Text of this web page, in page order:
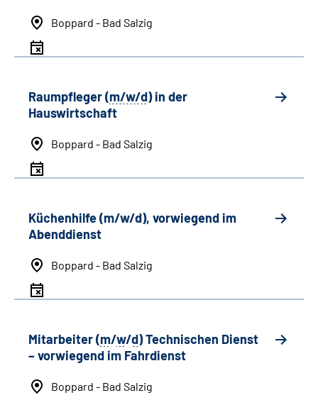
Boppard - Bad Salzig
Raumpfleger (m/w/d) in der
Hauswirtschaft
Boppard - Bad Salzig
Küchenhilfe (m/w/d), vorwiegend im
Abenddienst
Boppard - Bad Salzig
Mitarbeiter (m/w/d) Technischen Dienst
– vorwiegend im Fahrdienst
Boppard - Bad Salzig